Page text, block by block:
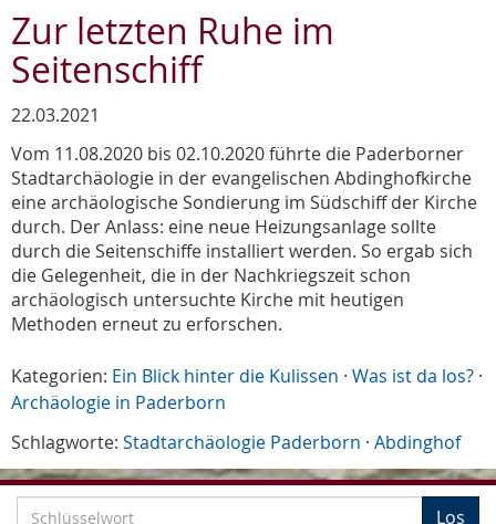
Zur letzten Ruhe im
Seitenschiff
22.03.2021
Vom 11.08.2020 bis 02.10.2020 führte die Paderborner
Stadtarchäologie in der evangelischen Abdinghofkirche
eine archäologische Sondierung im Südschiff der Kirche
durch. Der Anlass: eine neue Heizungsanlage sollte
durch die Seitenschiffe installiert werden. So ergab sich
die Gelegenheit, die in der Nachkriegszeit schon
archäologisch untersuchte Kirche mit heutigen
Methoden erneut zu erforschen.
Kategorien: Ein Blick hinter die Kulissen · Was ist da los? ·
Archäologie in Paderborn
Schlagworte: Stadtarchäologie Paderborn · Abdinghof
Los